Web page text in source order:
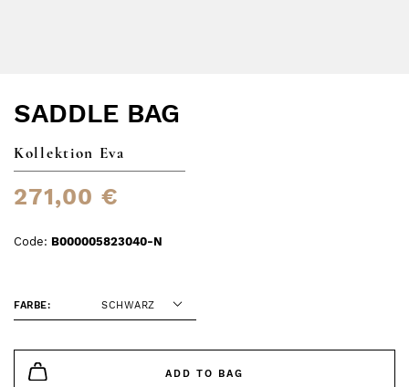
SADDLE BAG
Kollektion Eva
271,00 €
Code: B000005823040-N
FARBE: SCHWARZ
ADD TO BAG